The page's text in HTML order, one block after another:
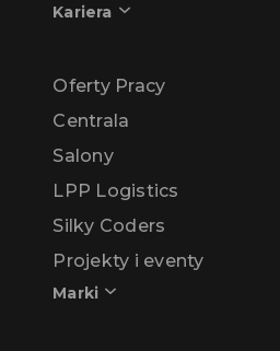
Kariera
Oferty Pracy
Centrala
Salony
LPP Logistics
Silky Coders
Projekty i eventy
Marki